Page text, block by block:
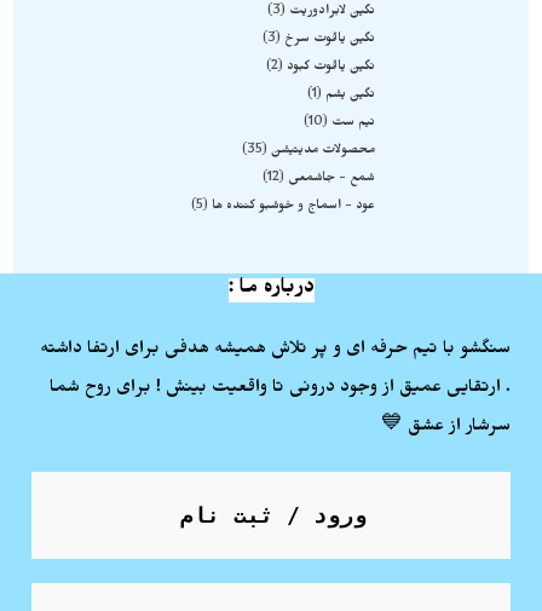
نگین لابرادوریت
3
نگین یاقوت سرخ
3
نگین یاقوت کبود
2
نگین یشم
1
نیم ست
10
محصولات مدیتیشن 35
شمع - جاشمعی
12
عود - اسماج و خوشبو کننده ها
5
درباره ما :
سنگشو با تیم حرفه ای و پر تلاش همیشه هدفی برای ارتفا داشته
. ارتقایی عمیق از وجود درونی تا واقعیت بینش ! برای روح شما
سرشار از عشق 💙
ورود / ثبت نام